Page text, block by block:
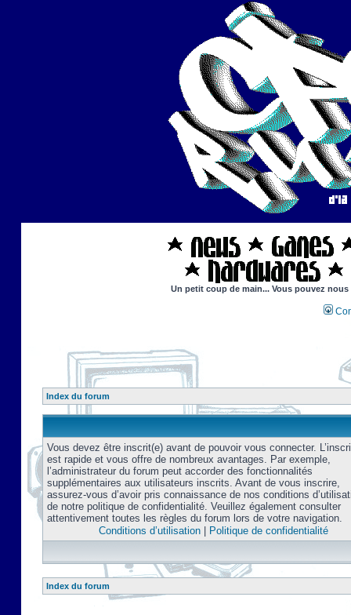
Un petit coup de main... Vous pouvez
Index du forum
Vous devez être inscrit(e) avant de pouvoir vous connecter.
est rapide et vous offre de nombreux avantages. Par exemple,
l’administrateur du forum peut accorder des fonctionnalités
supplémentaires aux utilisateurs inscrits. Avant de vous inscrire,
assurez-vous d’avoir pris connaissance de nos conditions
de notre politique de confidentialité. Veuillez également consulter
attentivement toutes les règles du forum lors de votre navigation.
Conditions d’utilisation| Politique de confidentialité
Index du forum